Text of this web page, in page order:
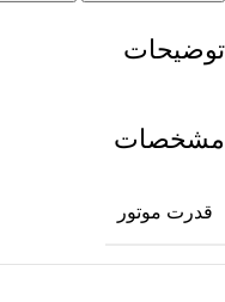
توضیحات
مشخصات
قدرت موتور